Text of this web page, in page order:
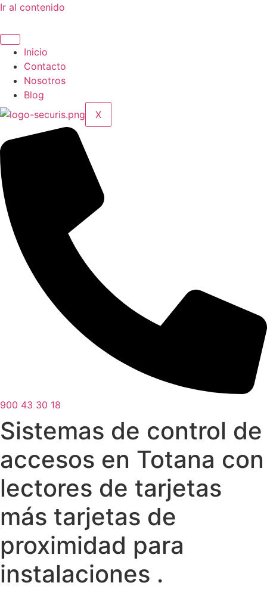
Ir al contenido
Inicio
Contacto
Nosotros
Blog
X
900 43 30 18
Sistemas de control de
accesos en Totana con
lectores de tarjetas
más tarjetas de
proximidad para
instalaciones .